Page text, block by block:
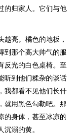
的归家人。它们与他
越亮。橘色的地板，
到那个高大帅气的服
反光的白色桌椅。至
听到他们糅杂的谈话
我都看不见他们长什
用黑色勾勒吧。那
的身体，甚至冰凉的
溺的黄。